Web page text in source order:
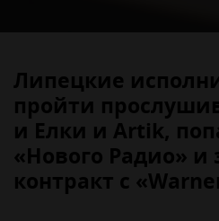
Липецкие
пройти
и Елки и Artik,
«Нового Радио» и
контракт с